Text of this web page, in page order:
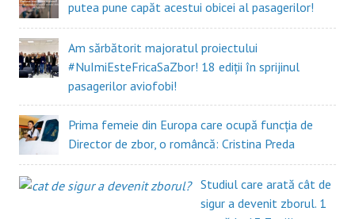
putea pune capăt acestui obicei al pasagerilor!
Am sărbătorit majoratul proiectului
#NuImiEsteFricaSaZbor! 18 ediții în sprijinul
pasagerilor aviofobi!
Prima femeie din Europa care ocupă funcția de
Director de zbor, o româncă: Cristina Preda
Studiul care arată cât de
sigur a devenit zborul. 1